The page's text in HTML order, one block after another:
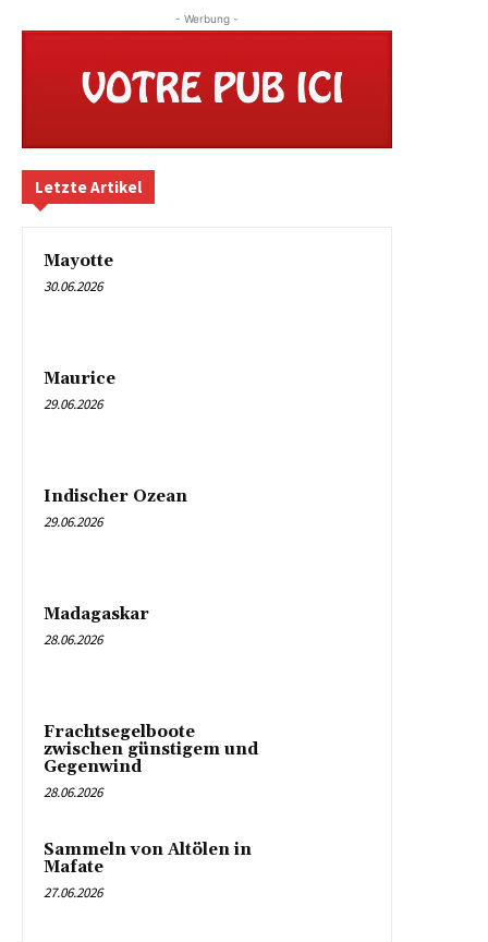
- Werbung -
Letzte Artikel
Mayotte
30.06.2026
Maurice
29.06.2026
Indischer Ozean
29.06.2026
Madagaskar
28.06.2026
Frachtsegelboote
zwischen günstigem und
Gegenwind
28.06.2026
Sammeln von Altölen in
Mafate
27.06.2026